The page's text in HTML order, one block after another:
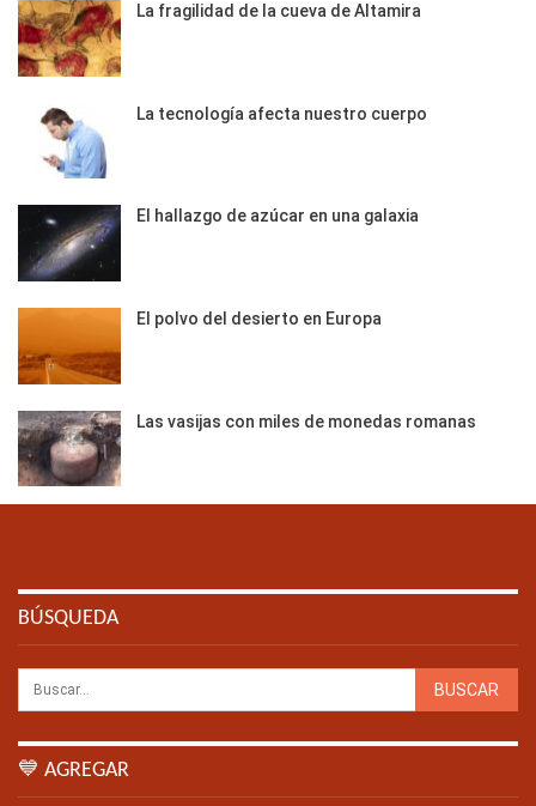
La fragilidad de la cueva de Altamira
La tecnología afecta nuestro cuerpo
El hallazgo de azúcar en una galaxia
El polvo del desierto en Europa
Las vasijas con miles de monedas romanas
BÚSQUEDA
💙 AGREGAR